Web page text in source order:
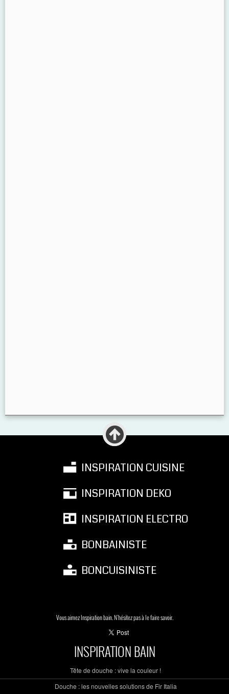
INSPIRATION CUISINE
INSPIRATION DEKO
INSPIRATION ELECTRO
BONBAINISTE
BONCUISINISTE
Vous aimez Inspiration bain. N'hésitez pas à le faire savoir.
INSPIRATION BAIN
Tête de douche : vive la couleur !
Douche : les nouvelles solutions de Fir Italia